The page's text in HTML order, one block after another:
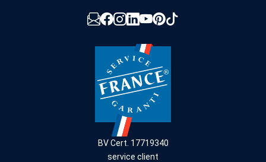
BV Cert. 17719340
service client